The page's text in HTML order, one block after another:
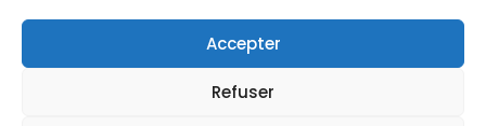
Accepter
Refuser
Mentions légales Politique de confidentialité